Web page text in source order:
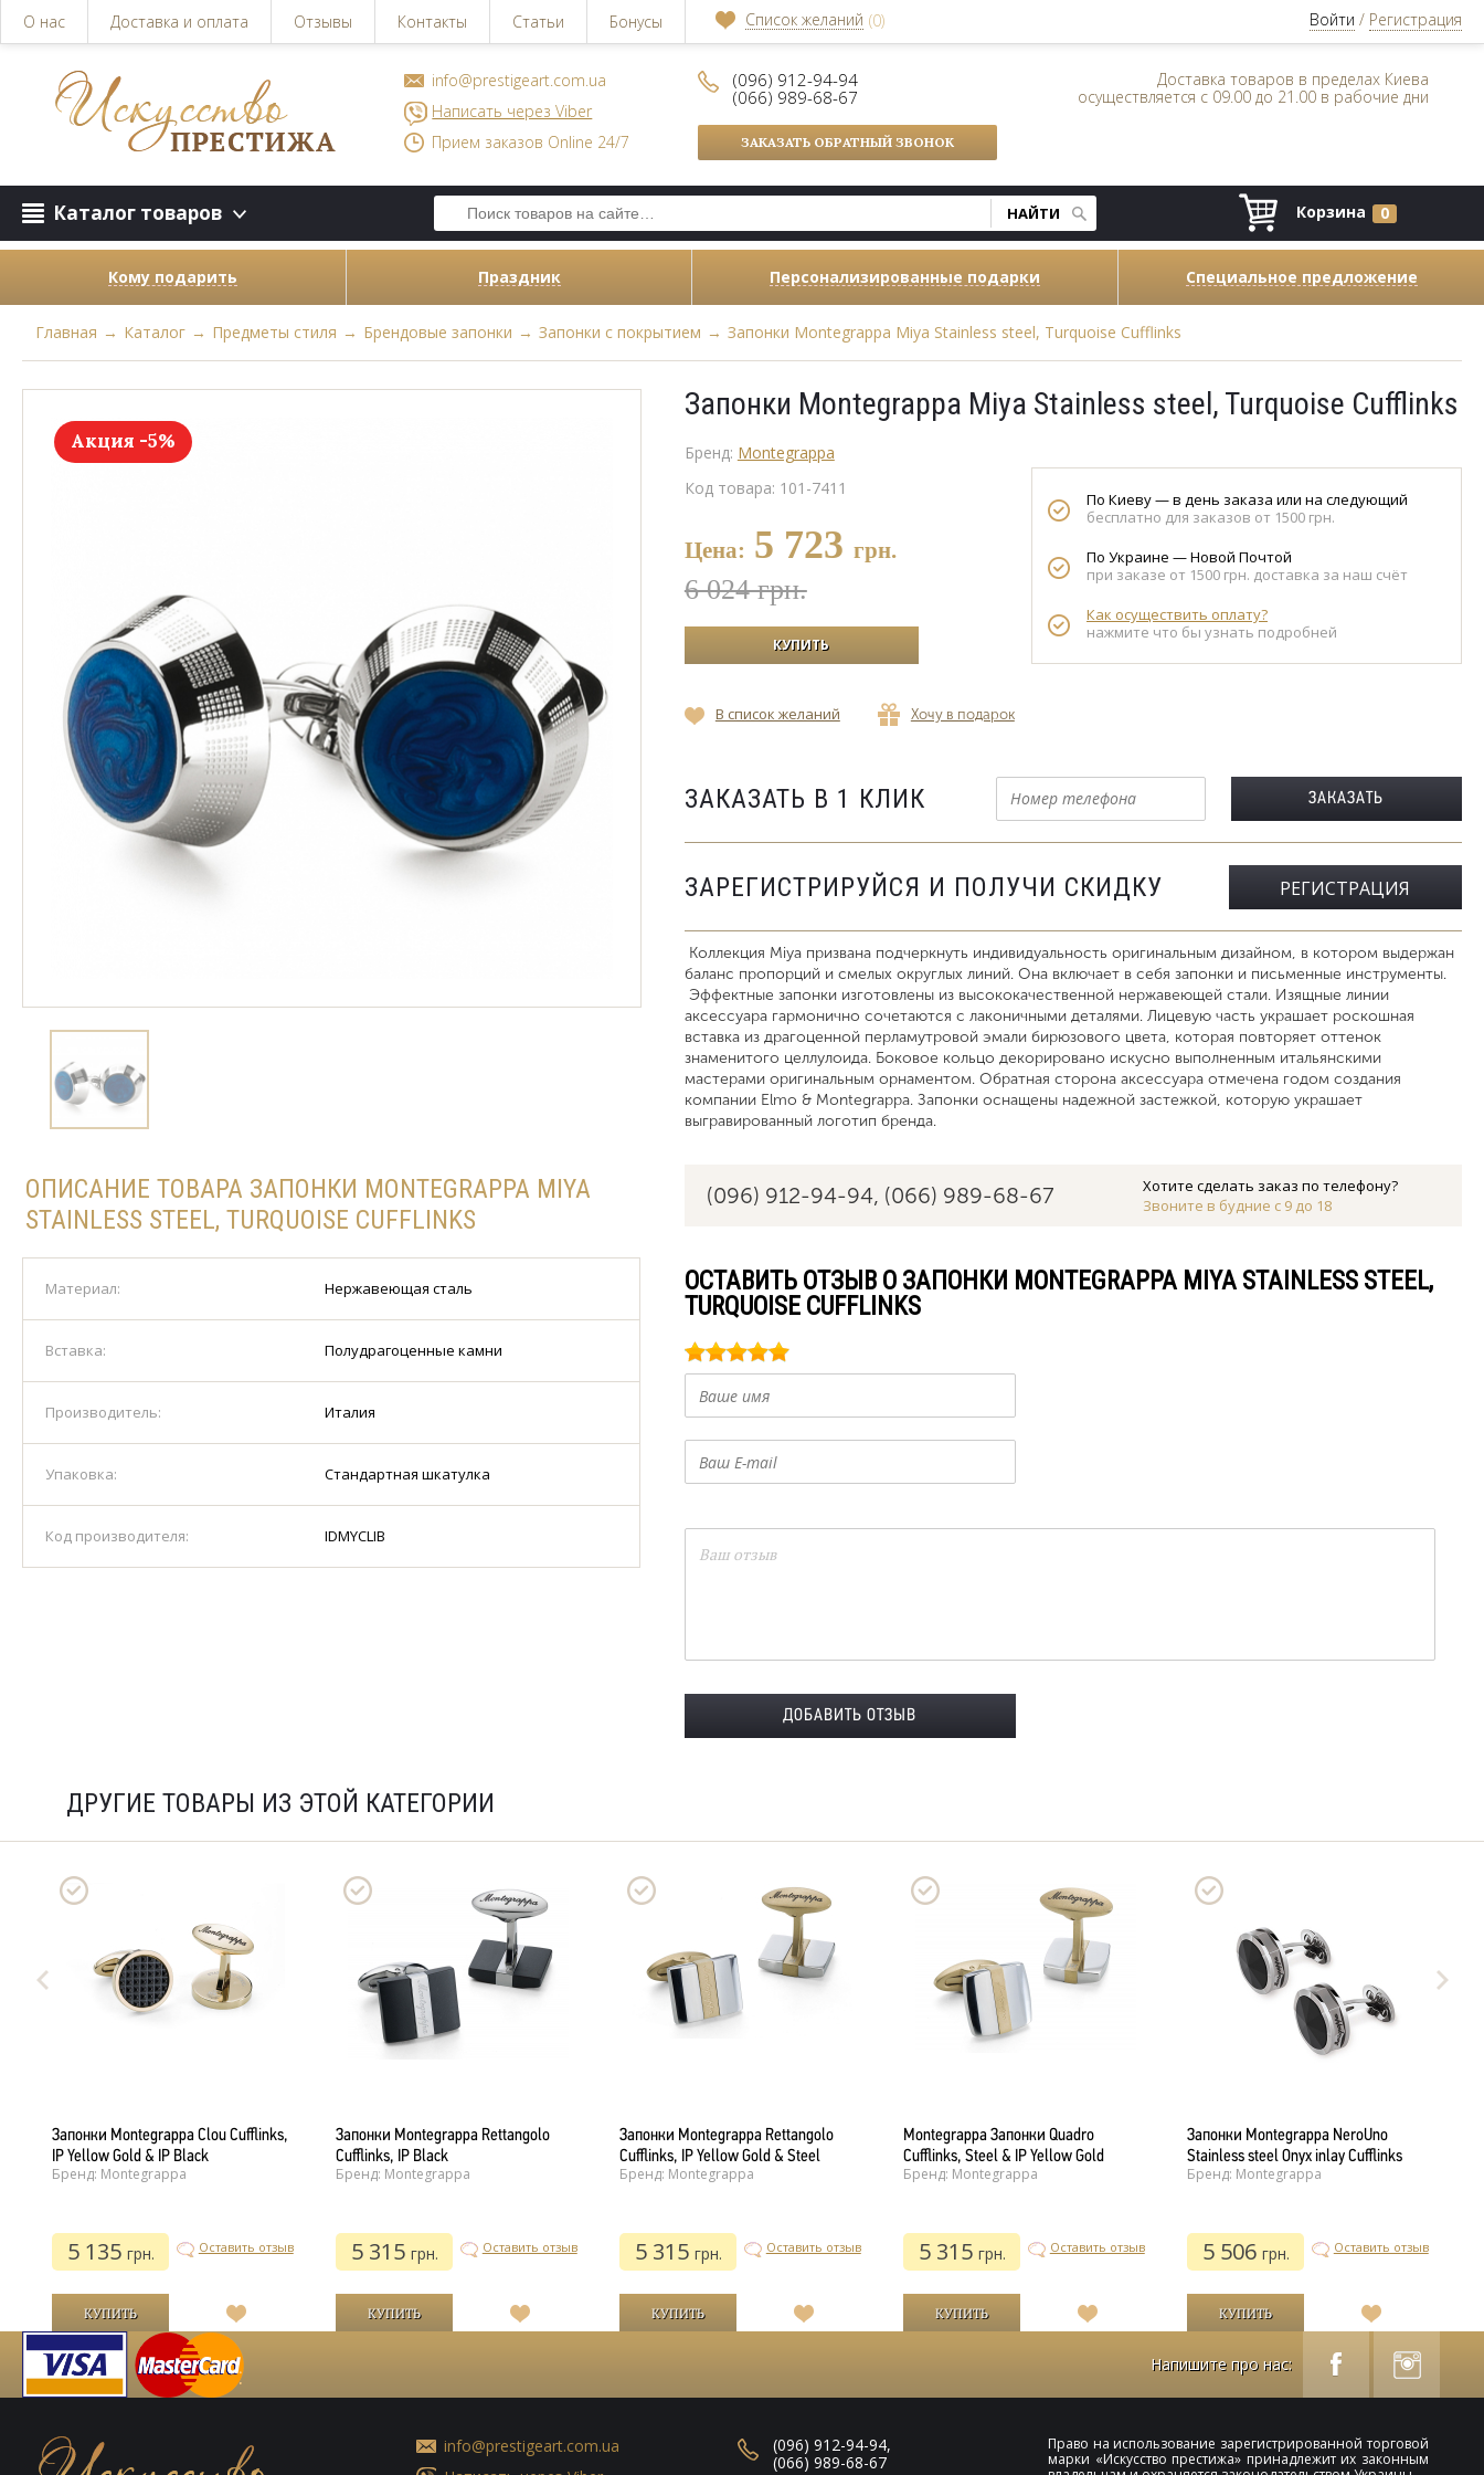
О нас Доставка и оплата Отзывы Контакты Статьи Бонусы Список желаний (0) Войти / Регистрация
info@prestigeart.com.ua
Написать через Viber
Прием заказов Online 24/7
(096) 912-94-94
(066) 989-68-67
ЗАКАЗАТЬ ОБРАТНЫЙ ЗВОНОК
Доставка товаров в пределах Киева
осуществляется с 09.00 до 21.00 в рабочие дни
Каталог товаров Корзина 0
Кому подарить Праздник Персонализированные подарки Специальное предложение
Главная → Каталог → Предметы стиля → Брендовые запонки → Запонки с покрытием → Запонки Montegrappa Miya Stainless steel, Turquoise Cufflinks
Акция -5%
ОПИСАНИЕ ТОВАРА ЗАПОНКИ MONTEGRAPPA MIYA
STAINLESS STEEL, TURQUOISE CUFFLINKS
Материал: Нержавеющая сталь
Вставка: Полудрагоценные камни
Производитель: Италия
Упаковка: Стандартная шкатулка
Код производителя: IDMYCLIB
Запонки Montegrappa Miya Stainless steel, Turquoise Cufflinks
Бренд: Montegrappa
Код товара: 101-7411
Цена: 5 723 грн.
6 024 грн.
По Киеву — в день заказа или на следующий
бесплатно для заказов от 1500 грн.
По Украине — Новой Почтой
при заказе от 1500 грн. доставка за наш счёт
Как осуществить оплату?
нажмите что бы узнать подробней
В список желаний Хочу в подарок
ЗАКАЗАТЬ В 1 КЛИК
ЗАРЕГИСТРИРУЙСЯ И ПОЛУЧИ СКИДКУ РЕГИСТРАЦИЯ
Коллекция Miya призвана подчеркнуть индивидуальность оригинальным дизайном, в котором выдержан
баланс пропорций и смелых округлых линий. Она включает в себя запонки и письменные инструменты.
Эффектные запонки изготовлены из высококачественной нержавеющей стали. Изящные линии
аксессуара гармонично сочетаются с лаконичными деталями. Лицевую часть украшает роскошная
вставка из драгоценной перламутровой эмали бирюзового цвета, которая повторяет оттенок
знаменитого целлулоида. Боковое кольцо декорировано искусно выполненным итальянскими
мастерами оригинальным орнаментом. Обратная сторона аксессуара отмечена годом создания
компании Elmo & Montegrappa. Запонки оснащены надежной застежкой, которую украшает
выгравированный логотип бренда.
(096) 912-94-94, (066) 989-68-67
Хотите сделать заказ по телефону?
Звоните в будние с 9 до 18
ОСТАВИТЬ ОТЗЫВ О ЗАПОНКИ MONTEGRAPPA MIYA STAINLESS STEEL,
TURQUOISE CUFFLINKS
ДРУГИЕ ТОВАРЫ ИЗ ЭТОЙ КАТЕГОРИИ
Запонки Montegrappa Clou Cufflinks,
IP Yellow Gold & IP Black
Бренд: Montegrappa
5 135 грн. Оставить отзыв
В
список
желаний
Запонки Montegrappa Rettangolo
Cufflinks, IP Black
Бренд: Montegrappa
5 315 грн. Оставить отзыв
В
Запонки Montegrappa Rettangolo
Cufflinks, IP Yellow Gold & Steel
Бренд: Montegrappa
5 315 грн. Оставить отзыв
В
Montegrappa Запонки Quadro
Cufflinks, Steel & IP Yellow Gold
Бренд: Montegrappa
5 315 грн. Оставить отзыв
В
Запонки Montegrappa NeroUno
Stainless steel Onyx inlay Cufflinks
Бренд: Montegrappa
5 506 грн. Оставить отзыв
В
желаний
Напишите про нас:
info@prestigeart.com.ua
(096) 912-94-94,
(066) 989-68-67
Право на использование зарегистрированной торговой
марки «Искусство престижа» принадлежит их законным